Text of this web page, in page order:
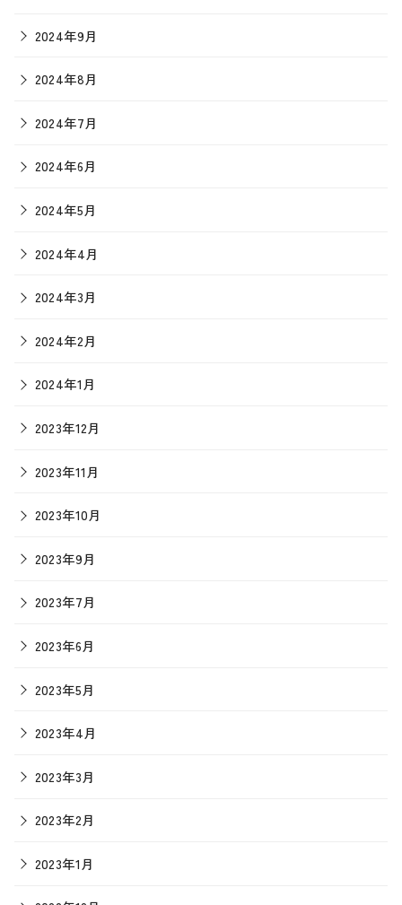
2024年9月
2024年8月
2024年7月
2024年6月
2024年5月
2024年4月
2024年3月
2024年2月
2024年1月
2023年12月
2023年11月
2023年10月
2023年9月
2023年7月
2023年6月
2023年5月
2023年4月
2023年3月
2023年2月
2023年1月